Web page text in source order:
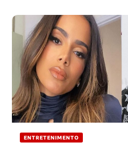
ENTRETENIMENTO